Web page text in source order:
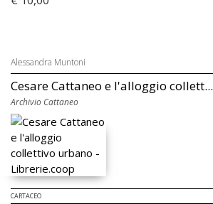
Alessandra Muntoni
Cesare Cattaneo e l'alloggio collett...
Archivio Cattaneo
CARTACEO